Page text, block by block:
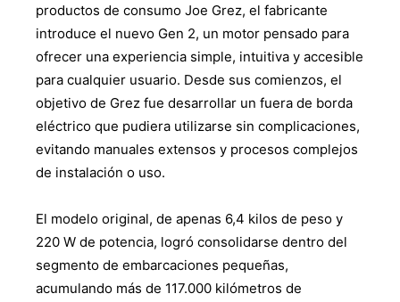
productos de consumo Joe Grez, el fabricante
introduce el nuevo Gen 2, un motor pensado para
ofrecer una experiencia simple, intuitiva y accesible
para cualquier usuario. Desde sus comienzos, el
objetivo de Grez fue desarrollar un fuera de borda
eléctrico que pudiera utilizarse sin complicaciones,
evitando manuales extensos y procesos complejos
de instalación o uso.
El modelo original, de apenas 6,4 kilos de peso y
220 W de potencia, logró consolidarse dentro del
segmento de embarcaciones pequeñas,
acumulando más de 117.000 kilómetros de